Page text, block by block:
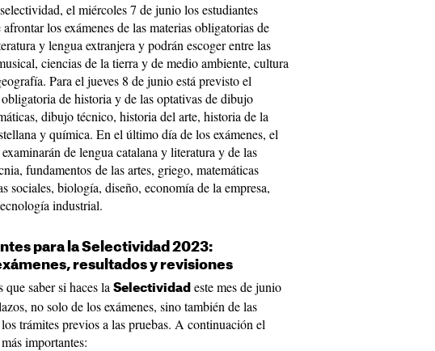
el miércoles 7 de junio los estudiantes
los exámenes de las materias obligatorias de
y lengua extranjera y podrán escoger entre las
ciencias de la tierra y de medio ambiente, cultura
Para el jueves 8 de junio está previsto el
de historia y de las optativas de dibujo
dibujo técnico, historia del arte, historia de la
y química. En el último día de los exámenes, el
de lengua catalana y literatura y de las
fundamentos de las artes, griego, matemáticas
sociales, biología, diseño, economía de la empresa,
industrial.
para la Selectividad 2023:
resultados y revisiones
saber si haces la Selectividad este mes de junio
no solo de los exámenes, sino también de las
trámites previos a las pruebas. A continuación el
importantes: